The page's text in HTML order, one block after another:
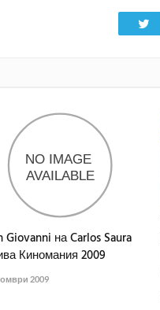
Giovanni на Carlos Saura
Киномания 2009
2009